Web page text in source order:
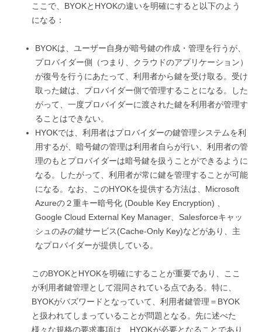
ここで、BYOKとHYOKの違いを明確にすると以下のよう
になる：
BYOKは、ユーザー自身が暗号鍵の作成・管理を行うが、
プロバイダー側（つまり、クラウドのアプリケーション）
が復号を行うにあたって、利用者から鍵を受け取る。受け
取った鍵は、プロバイダー側で管理することになる。した
がって、一度プロバイダーに渡された鍵を利用者が管理す
ることはできない。
HYOKでは、利用者はプロバイダーの鍵管理システムを利
用するが、暗号鍵の管理は利用者自らが行い、利用者の管
理のもとプロバイダーは暗号鍵を扱うことができるように
なる。したがって、利用者が常に鍵を管理することが可能
になる。なお、このHYOKを提供する方法は、Microsoft
Azureの２重キー暗号化 (Double Key Encryption) 、
Google Cloud External Key Manager、Salesforceキャッ
シュのみの鍵サービス(Cache-Only Key)などがあり、主
なプロバイダーが提供している。
このBYOKとHYOKを明確にすることが重要であり、ここ
が利用者鍵管理として混同されている点である。特に、
BYOKがバズワードとなっていて、利用者鍵管理＝BYOK
と扱われてしまっていることが問題となる。先に述べた
様々な規格の要求事項は、HYOKが必要となることであり